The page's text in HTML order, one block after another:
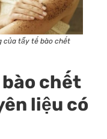
của tẩy tế bào chết
chết
liệu có